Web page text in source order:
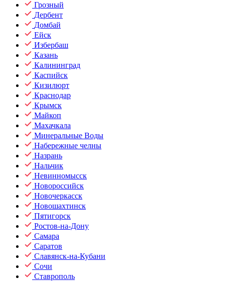
Грозный
Дербент
Домбай
Ейск
Избербаш
Казань
Калининград
Каспийск
Кизилюрт
Краснодар
Крымск
Майкоп
Махачкала
Минеральные Воды
Набережные челны
Назрань
Нальчик
Невинномысск
Новороссийск
Новочеркасск
Новошахтинск
Пятигорск
Ростов-на-Дону
Самара
Саратов
Славянск-на-Кубани
Сочи
Ставрополь